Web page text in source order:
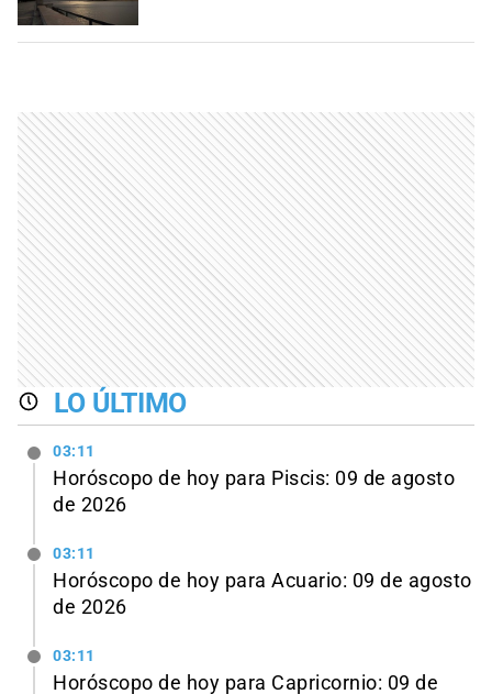
LO ÚLTIMO
03:11
Horóscopo de hoy para Piscis: 09 de agosto
de 2026
03:11
Horóscopo de hoy para Acuario: 09 de agosto
de 2026
03:11
Horóscopo de hoy para Capricornio: 09 de